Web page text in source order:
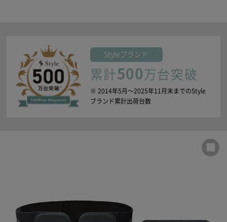
Style ブランド
累計500 万台突破
※ 2014年5月〜2025年11月末までのStyle
ブランド累計出荷台数